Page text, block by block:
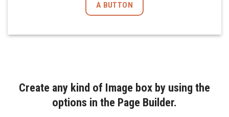
A BUTTON
Create any kind of Image box by using the
options in the Page Builder.